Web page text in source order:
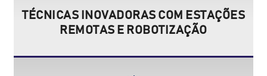
TÉCNICAS INOVADORAS COM ESTAÇÕES
REMOTAS E ROBOTIZAÇÃO